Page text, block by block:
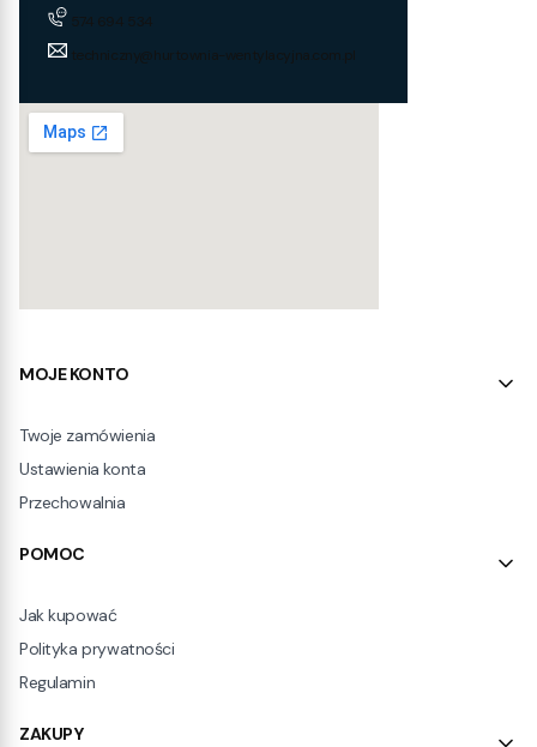
574 694 534
techniczny@hurtownia-wentylacyjna.com.pl
Linki w stopce
MOJE KONTO
Twoje zamówienia
Ustawienia konta
Przechowalnia
POMOC
Jak kupować
Polityka prywatności
Regulamin
ZAKUPY